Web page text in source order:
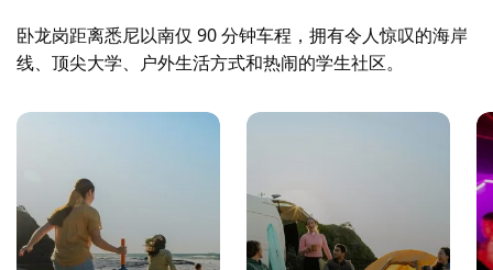
卧龙岗距离悉尼以南仅 90 分钟车程，拥有令人惊叹的海岸
线、顶尖大学、户外生活方式和热闹的学生社区。